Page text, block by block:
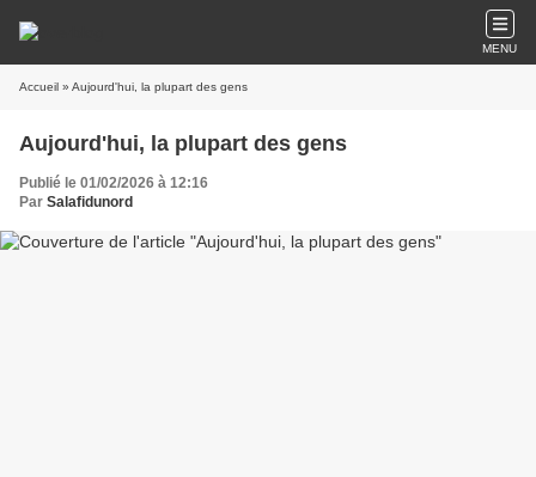
MENU
Accueil » Aujourd'hui, la plupart des gens
Aujourd'hui, la plupart des gens
Publié le 01/02/2026 à 12:16
Par Salafidunord